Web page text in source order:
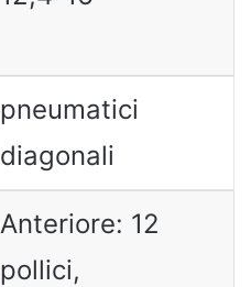
pneumatici
diagonali
Anteriore: 12
pollici,